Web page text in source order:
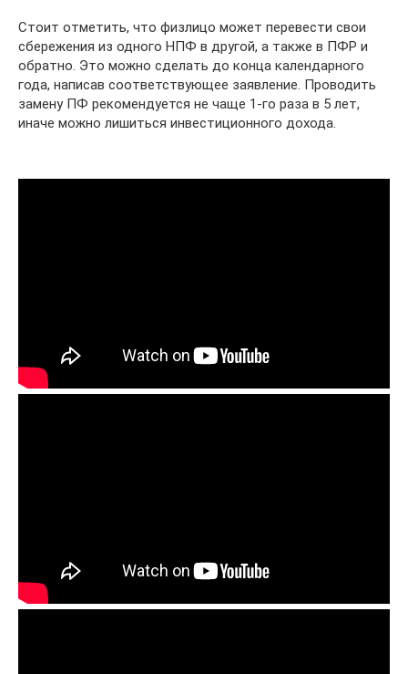
Стоит отметить, что физлицо может перевести свои
сбережения из одного НПФ в другой, а также в ПФР и
обратно. Это можно сделать до конца календарного
года, написав соответствующее заявление. Проводить
замену ПФ рекомендуется не чаще 1-го раза в 5 лет,
иначе можно лишиться инвестиционного дохода.